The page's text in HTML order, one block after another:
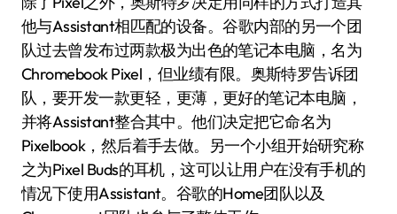
他与Assistant相匹配的设备。谷歌内部的另一个团
队过去曾发布过两款极为出色的笔记本电脑，名为
Chromebook Pixel，但业绩有限。奥斯特罗告诉团
队，要开发一款更轻，更薄，更好的笔记本电脑，
并将Assistant整合其中。他们决定把它命名为
Pixelbook，然后着手去做。另一个小组开始研究称
之为Pixel Buds的耳机，这可以让用户在没有手机的
情况下使用Assistant。谷歌的Home团队以及